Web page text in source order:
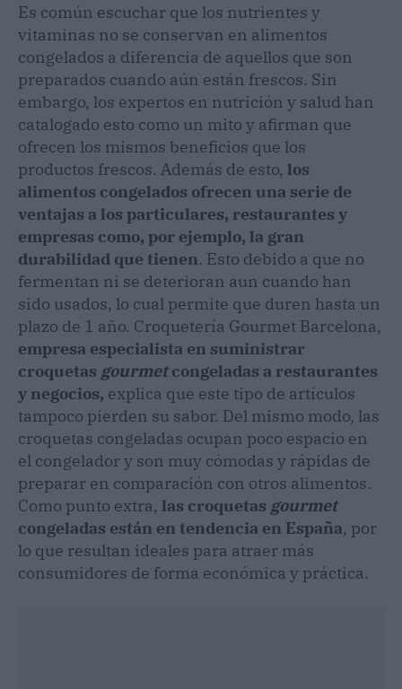
Es común escuchar que los nutrientes y
vitaminas no se conservan en alimentos
congelados a diferencia de aquellos que son
preparados cuando aún están frescos. Sin
embargo, los expertos en nutrición y salud han
catalogado esto como un mito y afirman que
ofrecen los mismos beneficios que los
productos frescos. Además de esto, los
alimentos congelados ofrecen una serie de
ventajas a los particulares, restaurantes y
empresas como, por ejemplo, la gran
durabilidad que tienen. Esto debido a que no
fermentan ni se deterioran aun cuando han
sido usados, lo cual permite que duren hasta un
plazo de 1 año. Croquetería Gourmet Barcelona,
empresa especialista en suministrar
croquetas gourmetcongeladas a restaurantes
y negocios, explica que este tipo de artículos
tampoco pierden su sabor. Del mismo modo, las
croquetas congeladas ocupan poco espacio en
el congelador y son muy cómodas y rápidas de
preparar en comparación con otros alimentos.
Como punto extra, las croquetas gourmet
congeladas están en tendencia en España, por
lo que resultan ideales para atraer más
consumidores de forma económica y práctica.